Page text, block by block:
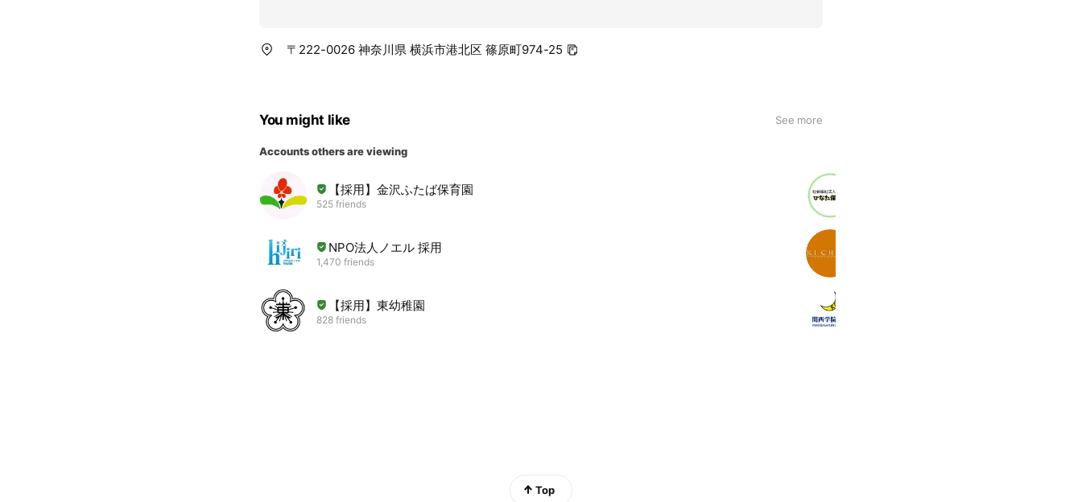
〒222-0026 神奈川県 横浜市港北区 篠原町974-25
You might like See more
Accounts others are viewing
【採用】金沢ふたば保育園
525 friends
NPO法人ノエル 採用
1,470 friends
【採用】東幼稚園
828 friends
Top